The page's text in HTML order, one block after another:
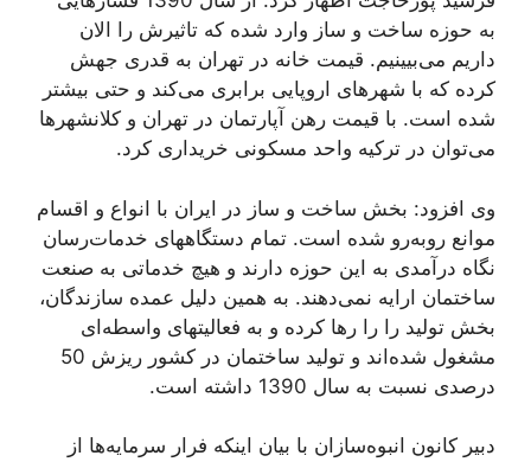
به حوزه ساخت و ساز وارد شده که تاثیرش را الان
داریم می‌بیینیم. قیمت خانه در تهران به قدری جهش
کرده که با شهرهای اروپایی برابری می‌کند و حتی بیشتر
شده است. با قیمت رهن آپارتمان در تهران و کلانشهرها
می‌توان در ترکیه واحد مسکونی خریداری کرد.
وی افزود: بخش ساخت و ساز در ایران با انواع و اقسام
موانع روبه‌رو شده است. تمام دستگاههای خدمات‌رسان
نگاه درآمدی به این حوزه دارند و هیچ خدماتی به صنعت
ساختمان ارایه نمی‌دهند. به همین دلیل عمده سازندگان،
بخش تولید را را رها کرده و به فعالیتهای واسطه‌ای
مشغول شده‌اند و تولید ساختمان در کشور ریزش 50
درصدی نسبت به سال 1390 داشته است.
دبیر کانون انبوه‌سازان با بیان اینکه فرار سرمایه‌ها از